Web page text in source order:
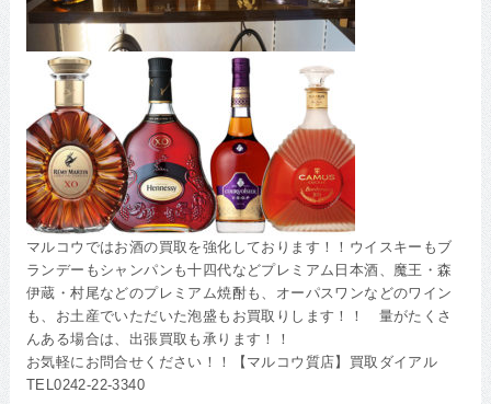
マルコウではお酒の買取を強化しております！！ウイスキーもブ
ランデーもシャンパンも十四代などプレミアム日本酒、魔王・森
伊蔵・村尾などのプレミアム焼酎も、オーパスワンなどのワイン
も、お土産でいただいた泡盛もお買取りします！！ 量がたくさ
んある場合は、出張買取も承ります！！
お気軽にお問合せください！！【マルコウ質店】買取ダイアル
TEL0242-22-3340